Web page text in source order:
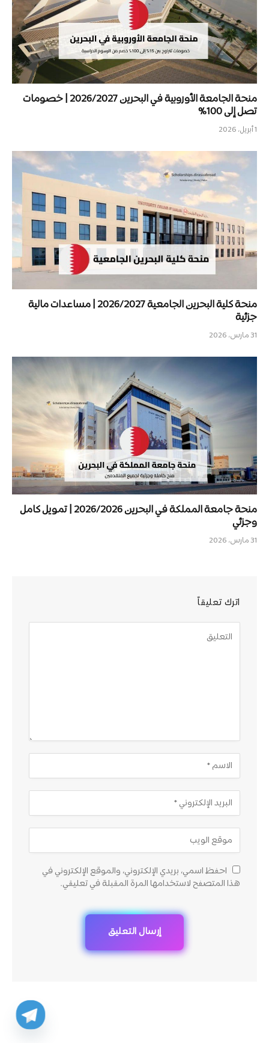
منحة الجامعة الأوروبية في البحرين 2026/2027 | خصومات
تصل إلى 100%
1 أبريل، 2026
منحة كلية البحرين الجامعية 2026/2027 | مساعدات مالية
جزئية
31 مارس، 2026
منحة جامعة المملكة في البحرين 2026/2026 | تمويل كامل
وجزئي
31 مارس، 2026
اترك تعليقاً
احفظ اسمي، بريدي الإلكتروني، والموقع الإلكتروني في
هذا المتصفح لاستخدامها المرة المقبلة في تعليقي.